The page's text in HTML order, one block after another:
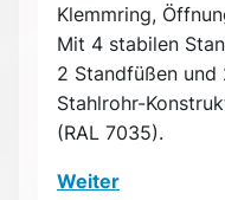
Klemmring,
Mit 4 stabilen
2 Standfüßen und
Stahlrohr-
(RAL 7035).
Weiter